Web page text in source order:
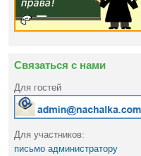
Связаться с нами
Для гостей
Для участников:
письмо администратору